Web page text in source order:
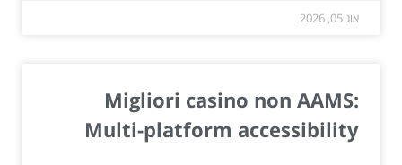
אוג 05, 2026
Migliori casino non AAMS:
Multi-platform accessibility